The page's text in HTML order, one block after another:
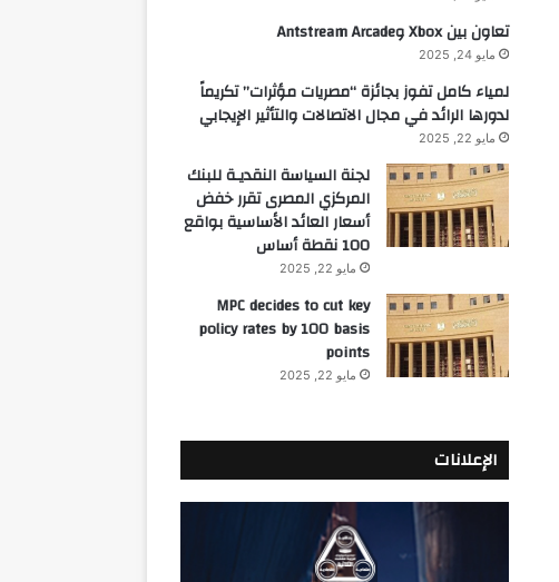
تعاون بين Xbox وAntstream Arcade
مايو 24, 2025
لمياء كامل تفوز بجائزة “مصريات مؤثرات” تكريماً
لدورها الرائد في مجال الاتصالات والتأثير الإيجابي
مايو 22, 2025
لجنة السياسة النقديـة للبنك
المركزي المصرى تقرر خفض
أسعار العائد الأساسية بواقع
100 نقطة أساس
مايو 22, 2025
MPC decides to cut key
policy rates by 100 basis
points
مايو 22, 2025
الإعلانات